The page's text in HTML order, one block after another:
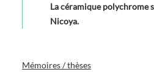
La céramique polychrome
Nicoya.
Mémoires / thèses